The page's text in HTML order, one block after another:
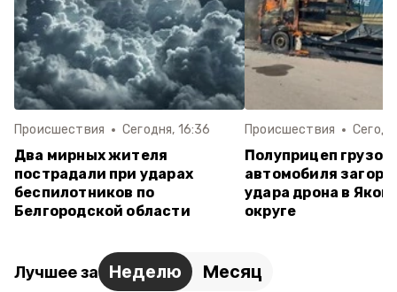
Происшествия Сегодня, 16:36
Два мирных жителя
пострадали при ударах
беспилотников по
Белгородской области
Происшествия
Полуприцеп
автомобиля
удара дрона в
округе
Лучшее за Неделю Месяц